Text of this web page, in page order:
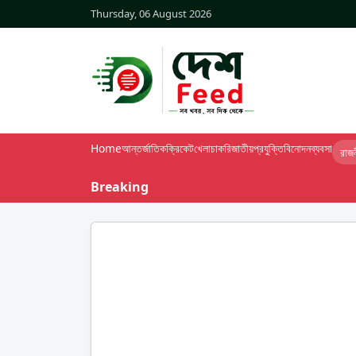
Thursday, 06 August 2026
Homeআন্তর্জাতিকক্রিকেটখেলাচাকরিজাতীয়প্রযুক্তিবিনোদনব্যবসা
Breaking